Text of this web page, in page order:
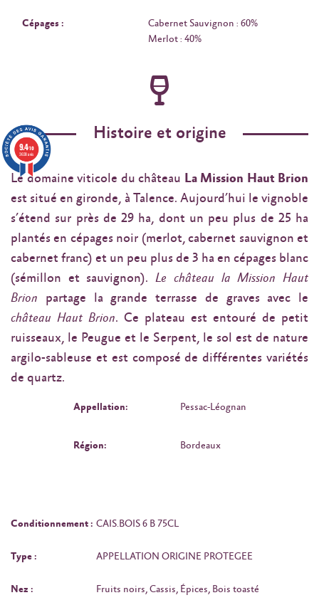
Cépages :
Cabernet Sauvignon : 60%
Merlot : 40%
Histoire et origine
Le domaine viticole du château La Mission Haut Brion
est situé en gironde, à Talence. Aujourd’hui le vignoble
s’étend sur près de 29 ha, dont un peu plus de 25 ha
plantés en cépages noir (merlot, cabernet sauvignon et
cabernet franc) et un peu plus de 3 ha en cépages blanc
(sémillon et sauvignon).Le château la Mission Haut
Brion partage la grande terrasse de graves avec le
château Haut Brion. Ce plateau est entouré de petit
ruisseaux, le Peugue et le Serpent, le sol est de nature
argilo-sableuse et est composé de différentes variétés
de quartz.
Appellation: Pessac-Léognan
Région: Bordeaux
Conditionnement : CAIS.BOIS 6 B 75CL
Type : APPELLATION ORIGINE PROTEGEE
Nez : Fruits noirs, Cassis, Épices, Bois toasté
9.4/10
3638 avis